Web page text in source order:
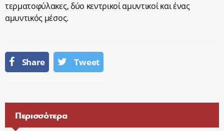
τερματοφύλακες, δύο κεντρικοί αμυντικοί και ένας
αμυντικός μέσος.
Share Tweet
Περισσότερα